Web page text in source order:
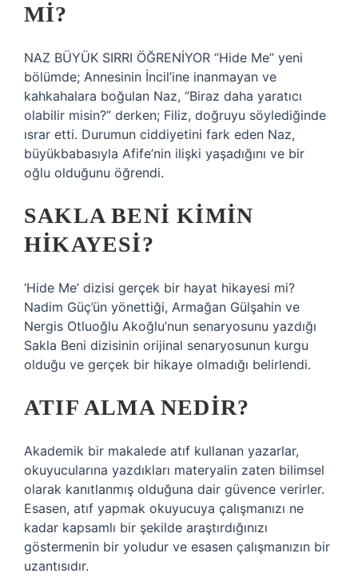
MI?
NAZ BÜYÜK SIRRI ÖĞRENİYOR “Hide Me” yeni
bölümde; Annesinin İncil’ine inanmayan ve
kahkahalara boğulan Naz, “Biraz daha yaratıcı
olabilir misin?” derken; Filiz, doğruyu söylediğinde
ısrar etti. Durumun ciddiyetini fark eden Naz,
büyükbabasıyla Afife’nin ilişki yaşadığını ve bir
oğlu olduğunu öğrendi.
SAKLA BENI KIMIN
HIKAYESI?
‘Hide Me’ dizisi gerçek bir hayat hikayesi mi?
Nadim Güç’ün yönettiği, Armağan Gülşahin ve
Nergis Otluoğlu Akoğlu’nun senaryosunu yazdığı
Sakla Beni dizisinin orijinal senaryosunun kurgu
olduğu ve gerçek bir hikaye olmadığı belirlendi.
ATIF ALMA NEDIR?
Akademik bir makalede atıf kullanan yazarlar,
okuyucularına yazdıkları materyalin zaten bilimsel
olarak kanıtlanmış olduğuna dair güvence verirler.
Esasen, atıf yapmak okuyucuya çalışmanızı ne
kadar kapsamlı bir şekilde araştırdığınızı
göstermenin bir yoludur ve esasen çalışmanızın bir
uzantısıdır.